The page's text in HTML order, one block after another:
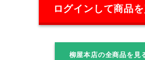
ログインして商品
柳屋本店の全商品を見